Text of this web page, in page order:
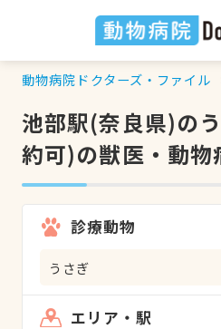
動物病院ドクターズ・ファイル
池部駅(奈良県)の
約可)の獣医・動物
診療動物
うさぎ
エリア・駅